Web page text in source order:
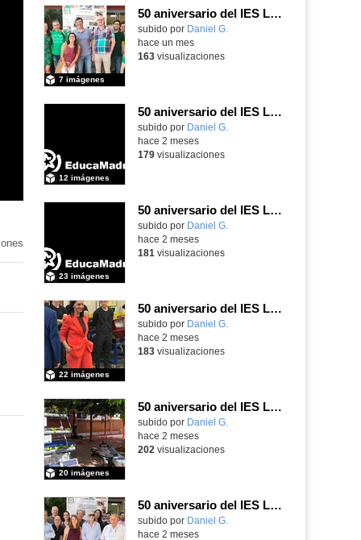
50 aniversario del IES Luis Vives
subido por Daniel G.
7 imágenes
hace un mes
163visualizaciones
50 aniversario del IES Luis Vives
subido por Daniel G.
12 imágenes
hace 2 meses
179visualizaciones
50 aniversario del IES Luis Vives
subido por Daniel G.
23 imágenes
hace 2 meses
181 visualizaciones
50 aniversario del IES Luis Vives
subido por Daniel G.
22 imágenes
hace 2 meses
183visualizaciones
50 aniversario del IES Luis Vives
subido por Daniel G.
20 imágenes
hace 2 meses
202 visualizaciones
50 aniversario del IES Luis Vives
subido por Daniel G.
hace 2 meses